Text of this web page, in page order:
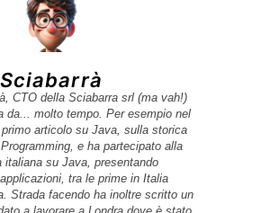
nel 1996 ha scritto il
su Java, sulla storica
Programming, e ha
alcune delle sue
le prime in Italia
Strada facendo ha
un paio di libri, è andato a
dove è stato anche
Fatwire Software. Dopo
si occupa attualmente
Fatwire... ops Oracle
e scrive sul suo sito